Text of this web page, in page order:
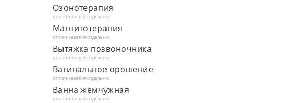
Озонотерапия
оплачивается отдельно
Магнитотерапия
оплачивается отдельно
Вытяжка позвоночника
оплачивается отдельно
Вагинальное орошение
оплачивается отдельно
Ванна жемчужная
оплачивается отдельно